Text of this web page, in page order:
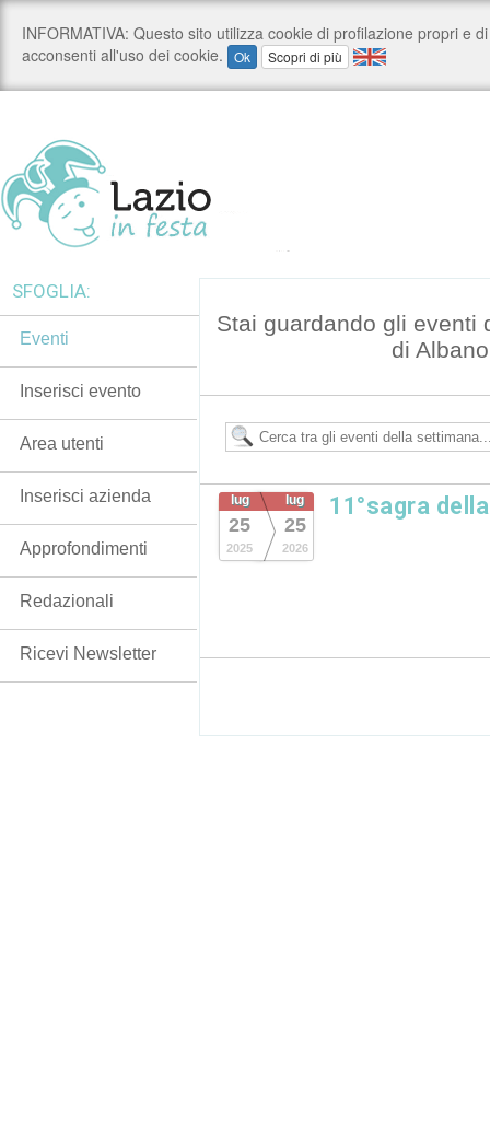
Stai guardando gli eventi
di
lug
25
2025
lug
25
2026
11°sagra
SFOGLIA:
Eventi
Inserisci evento
Area utenti
Inserisci azienda
Approfondimenti
Redazionali
Ricevi Newsletter